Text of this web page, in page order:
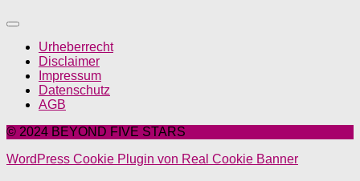
Urheberrecht
Disclaimer
Impressum
Datenschutz
AGB
© 2024 BEYOND FIVE STARS
WordPress Cookie Plugin von Real Cookie Banner